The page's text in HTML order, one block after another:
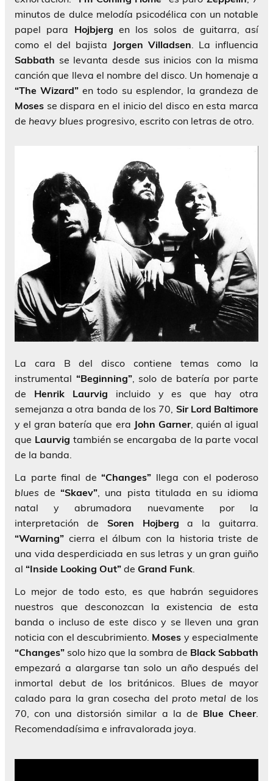
minutos de dulce melodía psicodélica con un notable
papel para Hojbjerg en los solos de guitarra, así
como el del bajista Jorgen Villadsen. La influencia
Sabbath se levanta desde sus inicios con la misma
canción que lleva el nombre del disco. Un homenaje a
“The Wizard” en todo su esplendor, la grandeza de
Moses se dispara en el inicio del disco en esta marca
de heavy blues progresivo, escrito con letras de otro.
La cara B del disco contiene temas como la
instrumental “Beginning”, solo de batería por parte
de Henrik Laurvig incluido y es que hay otra
semejanza a otra banda de los 70, Sir Lord Baltimore
y el gran batería que era John Garner, quién al igual
que Laurvig también se encargaba de la parte vocal
de la banda.
La parte final de “Changes” llega con el poderoso
blues de“Skaev” , una pista titulada en su idioma
natal y abrumadora nuevamente por la
interpretación de Soren Hojberg a la guitarra.
“Warning” cierra el álbum con la historia triste de
una vida desperdiciada en sus letras y un gran guiño
al “Inside Looking Out” de Grand Funk
Lo mejor de todo esto, es que habrán seguidores
nuestros que desconozcan la existencia de esta
banda o incluso de este disco y se lleven una gran
noticia con el descubrimiento. Moses y especialmente
“Changes” solo hizo que la sombra de Black Sabbath
empezará a alargarse tan solo un año después del
inmortal debut de los británicos. Blues de mayor
calado para la gran cosecha del proto metal de los
70, con una distorsión similar a la de Blue Cheer.
Recomendadísima e infravalorada joya.